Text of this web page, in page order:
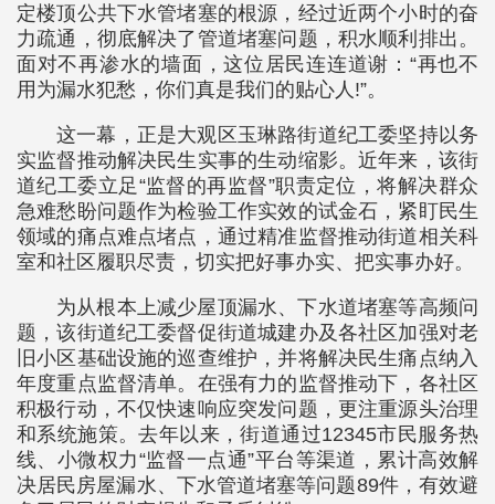
定楼顶公共下水管堵塞的根源，经过近两个小时的奋
力疏通，彻底解决了管道堵塞问题，积水顺利排出。
面对不再渗水的墙面，这位居民连连道谢：“再也不
用为漏水犯愁，你们真是我们的贴心人!”。
这一幕，正是大观区玉琳路街道纪工委坚持以务
实监督推动解决民生实事的生动缩影。近年来，该街
道纪工委立足“监督的再监督”职责定位，将解决群众
急难愁盼问题作为检验工作实效的试金石，紧盯民生
领域的痛点难点堵点，通过精准监督推动街道相关科
室和社区履职尽责，切实把好事办实、把实事办好。
为从根本上减少屋顶漏水、下水道堵塞等高频问
题，该街道纪工委督促街道城建办及各社区加强对老
旧小区基础设施的巡查维护，并将解决民生痛点纳入
年度重点监督清单。在强有力的监督推动下，各社区
积极行动，不仅快速响应突发问题，更注重源头治理
和系统施策。去年以来，街道通过12345市民服务热
线、小微权力“监督一点通”平台等渠道，累计高效解
决居民房屋漏水、下水管道堵塞等问题89件，有效避